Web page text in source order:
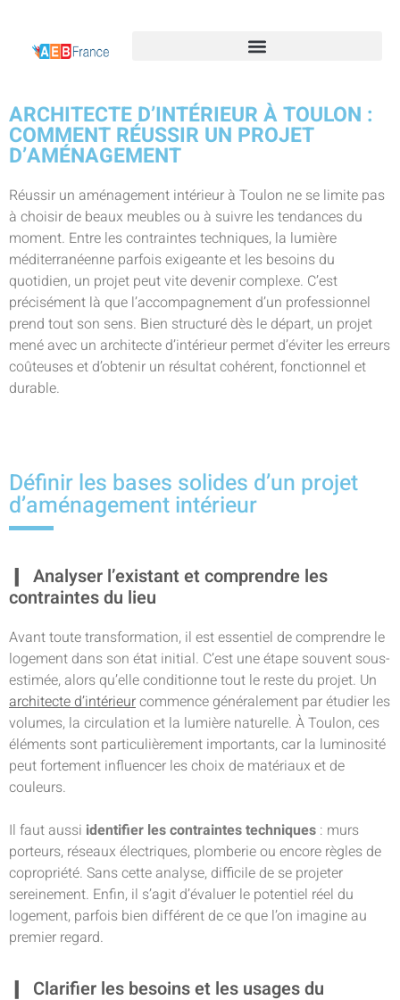
ARCHITECTE D’INTÉRIEUR À TOULON :
COMMENT RÉUSSIR UN PROJET
D’AMÉNAGEMENT
Réussir un aménagement intérieur à Toulon ne se limite pas
à choisir de beaux meubles ou à suivre les tendances du
moment. Entre les contraintes techniques, la lumière
méditerranéenne parfois exigeante et les besoins du
quotidien, un projet peut vite devenir complexe. C’est
précisément là que l’accompagnement d’un professionnel
prend tout son sens. Bien structuré dès le départ, un projet
mené avec un architecte d’intérieur permet d’éviter les erreurs
coûteuses et d’obtenir un résultat cohérent, fonctionnel et
durable.
Définir les bases solides d’un projet
d’aménagement intérieur
Analyser l’existant et comprendre les
contraintes du lieu
Avant toute transformation, il est essentiel de comprendre le
logement dans son état initial. C’est une étape souvent sous-
estimée, alors qu’elle conditionne tout le reste du projet. Un
architecte d’intérieurcommence généralement par étudier les
volumes, la circulation et la lumière naturelle. À Toulon, ces
éléments sont particulièrement importants, car la luminosité
peut fortement influencer les choix de matériaux et de
couleurs.
Il faut aussi identifier les contraintes techniques : murs
porteurs, réseaux électriques, plomberie ou encore règles de
copropriété. Sans cette analyse, difficile de se projeter
sereinement. Enfin, il s’agit d’évaluer le potentiel réel du
logement, parfois bien différent de ce que l’on imagine au
premier regard.
Clarifier les besoins et les usages du